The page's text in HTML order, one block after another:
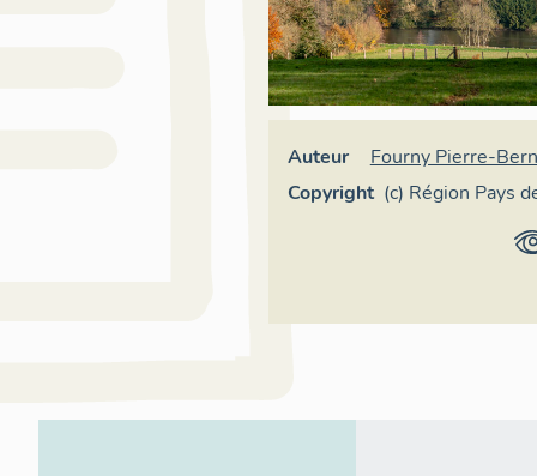
Auteur
Fourny Pierre-
Copyright (c) Région Pays
- Inventaire